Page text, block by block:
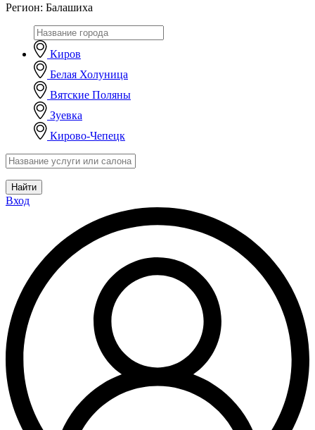
Регион: Балашиха
Киров
Белая Холуница
Вятские Поляны
Зуевка
Кирово-Чепецк
Найти
Вход